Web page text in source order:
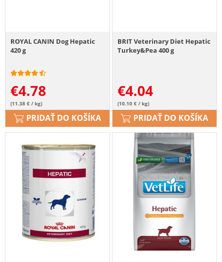
ROYAL CANIN Dog Hepatic
420 g
€4.78
(11.38 € / kg)
PRIDAŤ DO KOŠÍKA
BRIT Veterinary Diet Hepatic
Turkey&Pea 400 g
€4.04
(10.10 € / kg)
PRIDAŤ DO KOŠÍKA